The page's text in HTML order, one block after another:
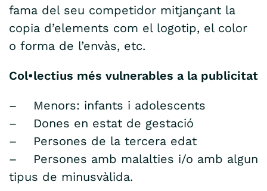
fama del seu competidor mitjançant la
copia d’elements com el logotip, el color
o forma de l’envàs, etc.
Col•lectius més vulnerables a la publicitat
– Menors: infants i adolescents
– Dones en estat de gestació
– Persones de la tercera edat
– Persones amb malalties i/o amb algun
tipus de minusvàlida.